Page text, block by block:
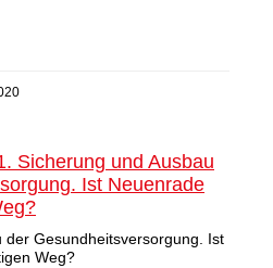
Sicherung und Ausbau
Ist Neuenrade
der Gesundheitsversorgung. Ist
Weg?